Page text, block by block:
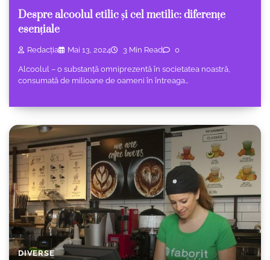
Despre alcoolul etilic și cel metilic: diferențe
esențiale
Redacția Mai 13, 2024 3 Min Read 0
Alcoolul – o substanță omniprezentă în societatea noastră,
consumată de milioane de oameni în întreaga…
DIVERSE